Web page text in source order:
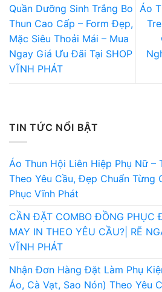
TIN TỨC NỔI BẬT
Áo Thun Hội Liên Hiệp Phụ Nữ –
Theo Yêu Cầu, Đẹp Chuẩn Từng
Phục Vĩnh Phát
CẦN ĐẶT COMBO ĐỒNG PHỤC
MAY IN THEO YÊU CẦU?| RẼ
VĨNH PHÁT
Nhận Đơn Hàng Đặt Làm Phụ
Áo, Cà Vạt, Sao Nón) Theo Yêu
Quần Dưỡng Sinh Trắng Bo
Thun Cao Cấp – Form Đẹp,
Mặc Siêu Thoải Mái – Mua
Ngay Giá Ưu Đãi Tại SHOP
VĨNH PHÁT
Áo